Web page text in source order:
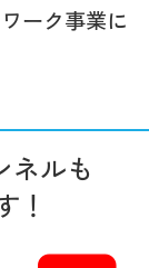
ーク事業に
ネルも
！